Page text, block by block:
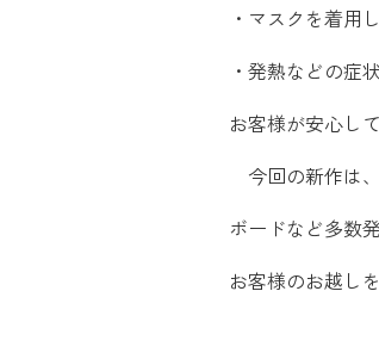
・マスクを着用
・発熱などの症
お客様が安心し
今回の新作は
ボードなど多数
お客様のお越し